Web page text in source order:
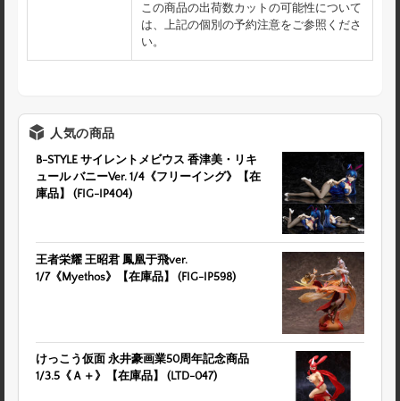
この商品の出荷数カットの可能性について
は、上記の個別の予約注意をご参照くださ
い。
人気の商品
B-STYLE サイレントメビウス 香津美・リキ
ュール バニーVer. 1/4《フリーイング》【在
庫品】 (FIG-IP404)
王者栄耀 王昭君 鳳凰于飛ver.
1/7《Myethos》【在庫品】 (FIG-IP598)
けっこう仮面 永井豪画業50周年記念商品
1/3.5《Ａ＋》【在庫品】 (LTD-047)